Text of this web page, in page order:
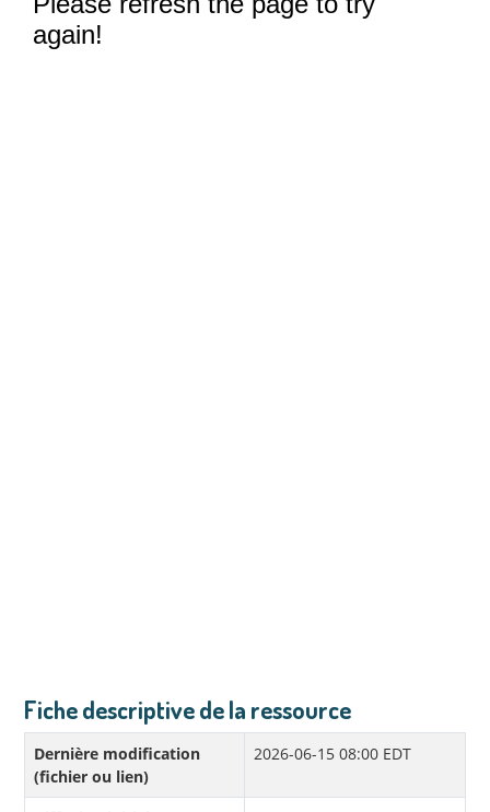
Fiche descriptive de la ressource
Dernière modification
(fichier ou lien)
2026-06-15 08:00 EDT